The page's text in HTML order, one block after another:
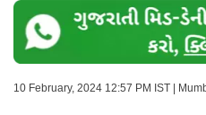
10 February, 2024 12:57 PM IST |